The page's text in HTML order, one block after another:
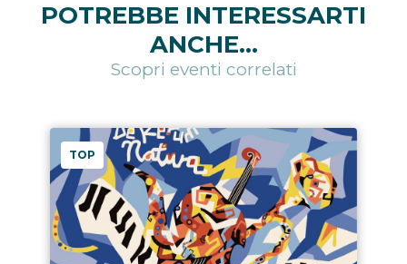
POTREBBE INTERESSARTI
ANCHE...
Scopri eventi correlati
TOP